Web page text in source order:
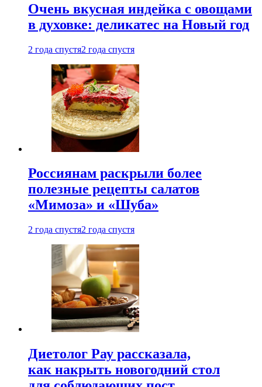
Очень вкусная индейка с овощами
в духовке: деликатес на Новый год
2 года спустя2 года спустя
Россиянам раскрыли более
полезные рецепты салатов
«Мимоза» и «Шуба»
2 года спустя2 года спустя
Диетолог Рау рассказала,
как накрыть новогодний стол